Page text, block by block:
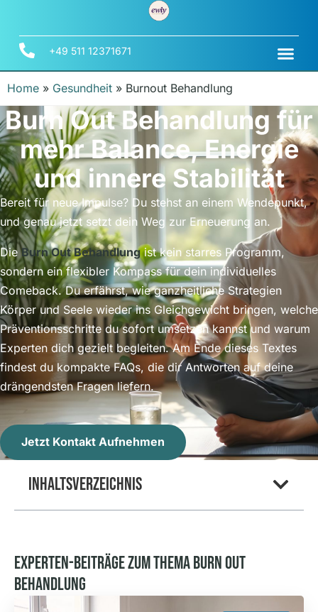
+49 511 12371671
Home » Gesundheit » Burnout Behandlung
Burn Out Behandlung für
mehr Balance, Energie
und innere Stabilität
Bereit für neue Impulse? Du stehst an einem Wendepunkt,
und genau jetzt setzt dein Weg zur Erneuerung an.
DieBurn Out Behandlungist kein starres Programm,
sondern ein flexibler Kompass für dein individuelles
Comeback. Du erfährst, wie ganzheitliche Strategien
Körper und Seele wieder ins Gleichgewicht bringen, welche
Präventionsschritte du sofort umsetzen kannst und warum
Experten dich gezielt begleiten. Am Ende dieses Textes
findest du kompakte FAQs, die dir Antworten auf deine
drängendsten Fragen liefern.
Jetzt Kontakt Aufnehmen
Inhaltsverzeichnis
Experten-Beiträge Zum Thema Burn Out
Behandlung